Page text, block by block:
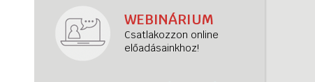
WEBINÁRIUM
Csatlakozzon online
előadásainkhoz!